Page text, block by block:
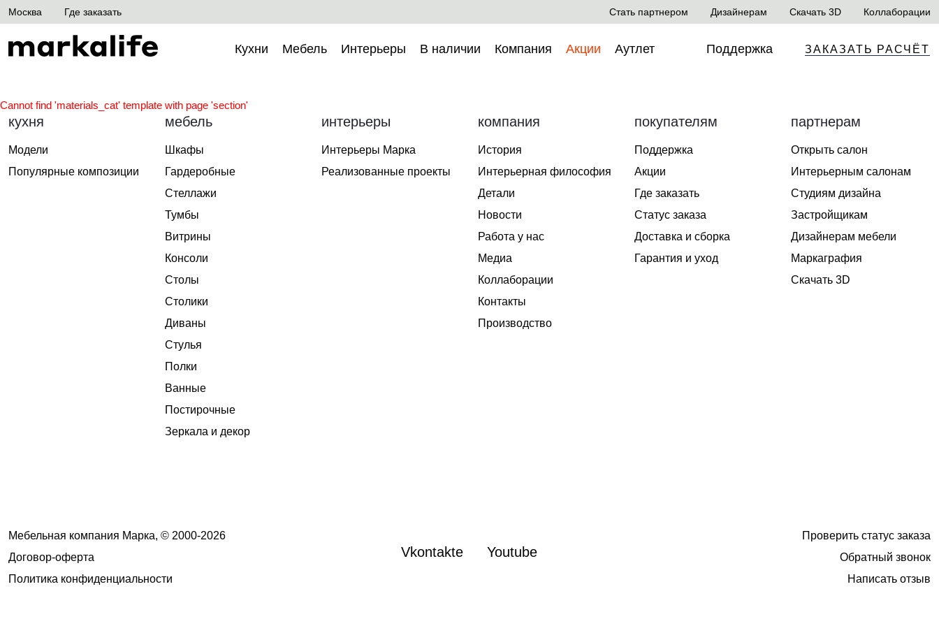
Москва Где заказать Стать партнером Дизайнерам Скачать 3D Коллаборации
Кухни Мебель Интерьеры В наличии Компания Акции Аутлет Поддержка ЗАКАЗАТЬ РАСЧЁТ
Cannot find 'materials_cat' template with page 'section'
кухня
Модели
Популярные композиции
мебель
Шкафы
Гардеробные
Стеллажи
Тумбы
Витрины
Консоли
Столы
Столики
Диваны
Стулья
Полки
Ванные
Постирочные
Зеркала и декор
интерьеры
Интерьеры Марка
Реализованные проекты
компания
История
Интерьерная философия
Детали
Новости
Работа у нас
Медиа
Коллаборации
Контакты
Производство
покупателям
Поддержка
Акции
Где заказать
Статус заказа
Доставка и сборка
Гарантия и уход
партнерам
Открыть салон
Интерьерным салонам
Студиям дизайна
Застройщикам
Дизайнерам мебели
Маркаграфия
Скачать 3D
Мебельная компания Марка, © 2000-2026
Договор-оферта
Политика конфиденциальности
Vkontakte Youtube
Проверить статус заказа
Обратный звонок
Написать отзыв